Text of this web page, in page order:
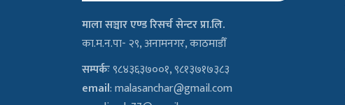
माला सञ्चार एण्ड रिसर्च सेन्टर प्रा.लि.
का.म.न.पा- २९, अनामनगर, काठमाडौँ
सम्पर्कः९८४३६३७००१, ९८१३७१७३८३
email:malasanchar@gmail.com